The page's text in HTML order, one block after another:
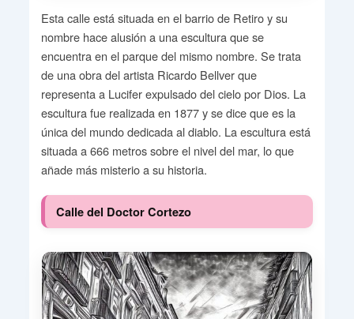
Esta calle está situada en el barrio de Retiro y su
nombre hace alusión a una escultura que se
encuentra en el parque del mismo nombre. Se trata
de una obra del artista Ricardo Bellver que
representa a Lucifer expulsado del cielo por Dios. La
escultura fue realizada en 1877 y se dice que es la
única del mundo dedicada al diablo. La escultura está
situada a 666 metros sobre el nivel del mar, lo que
añade más misterio a su historia.
Calle del Doctor Cortezo